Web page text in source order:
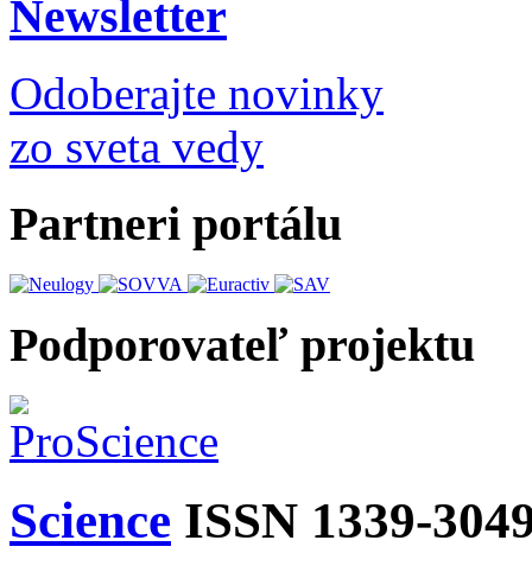
Newsletter
Odoberajte novinky
zo sveta vedy
Partneri portálu
Podporovateľ projektu
Science ISSN 1339-